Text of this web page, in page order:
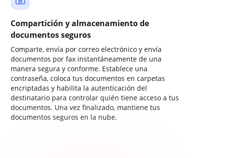
Compartición y almacenamiento de
documentos seguros
Comparte, envía por correo electrónico y envía
documentos por fax instantáneamente de una
manera segura y conforme. Establece una
contraseña, coloca tus documentos en carpetas
encriptadas y habilita la autenticación del
destinatario para controlar quién tiene acceso a tus
documentos. Una vez finalizado, mantiene tus
documentos seguros en la nube.